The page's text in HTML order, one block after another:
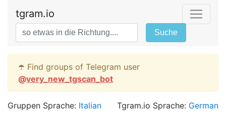
tgram.io
Suche
☂️ Find groups of Telegram user
@very_new_tgscan_bot
Gruppen Sprache: Italian Tgram.io Sprache: German